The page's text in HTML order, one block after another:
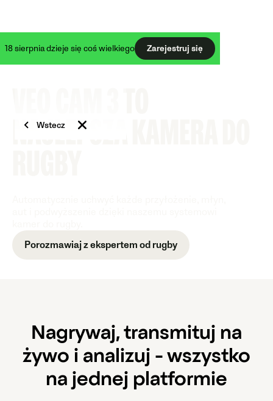
50% zniżki na kamerę Veo Cam 3 + Veo Live GRATIS
18 sierpnia dzieje się coś wielkiego Zarejestruj się
Wstecz
NAJLEPSZA KAMERA DO
Porozmawiaj z ekspertem od rugby
Nagrywaj, transmituj na
żywo i analizuj - wszystko
na jednej platformie